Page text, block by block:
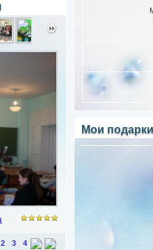
2 3 4
Мои подарки